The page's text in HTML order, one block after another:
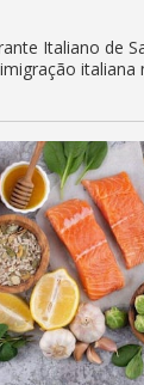
Italiano de
italiana